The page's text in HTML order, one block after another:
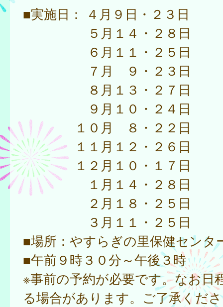
■実施日： ４月９日・２３日
５月１４・２８日
６月１１・２５日
７月 ９・２３日
８月１３・２７日
９月１０・２４日
１０月 ８・２２日
１１月１２・２６日
１２月１０・１７日
１月１４・２８日
２月１８・２５日
３月１１・２５日
■場所：やすらぎの里保健センタ
■午前９時３０分～午後３時
※事前の予約が必要です。なお日
る場合があります。ご了承くだ